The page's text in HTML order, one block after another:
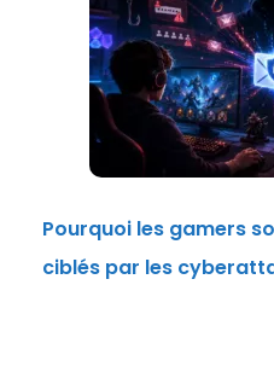
Pourquoi les gamers
ciblés par les